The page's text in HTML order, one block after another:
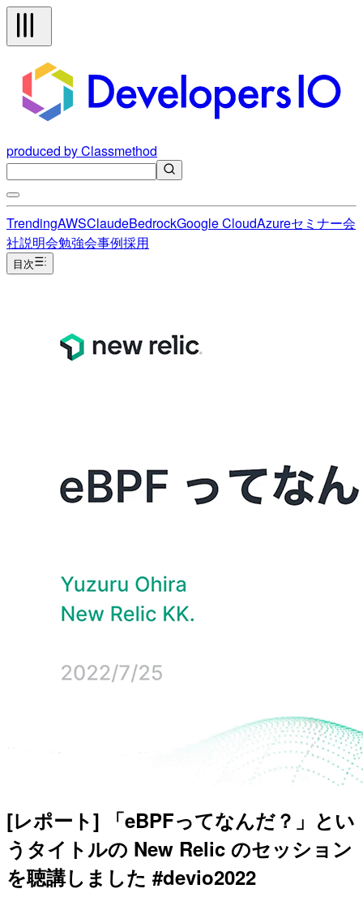
produced by Classmethod
TrendingAWSClaudeBedrockGoogle CloudAzureセミナー会
社説明会勉強会事例採用
目次
[レポート] 「eBPFってなんだ？」とい
うタイトルの New Relic のセッション
を聴講しました #devio2022